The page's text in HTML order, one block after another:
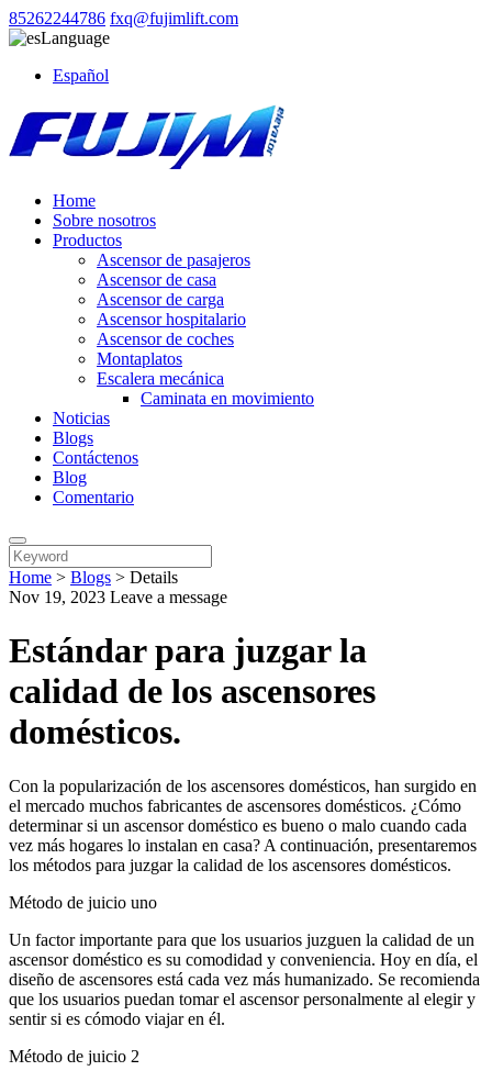
85262244786 fxq@fujimlift.com
Language
Español
Home
Sobre nosotros
Productos
Ascensor de pasajeros
Ascensor de casa
Ascensor de carga
Ascensor hospitalario
Ascensor de coches
Montaplatos
Escalera mecánica
Caminata en movimiento
Noticias
Blogs
Contáctenos
Blog
Comentario
Home > Blogs > Details
Nov 19, 2023 Leave a message
Estándar para juzgar la
calidad de los ascensores
domésticos.
Con la popularización de los ascensores domésticos, han surgido en
el mercado muchos fabricantes de ascensores domésticos. ¿Cómo
determinar si un ascensor doméstico es bueno o malo cuando cada
vez más hogares lo instalan en casa? A continuación, presentaremos
los métodos para juzgar la calidad de los ascensores domésticos.
Método de juicio uno
Un factor importante para que los usuarios juzguen la calidad de un
ascensor doméstico es su comodidad y conveniencia. Hoy en día, el
diseño de ascensores está cada vez más humanizado. Se recomienda
que los usuarios puedan tomar el ascensor personalmente al elegir y
sentir si es cómodo viajar en él.
Método de juicio 2